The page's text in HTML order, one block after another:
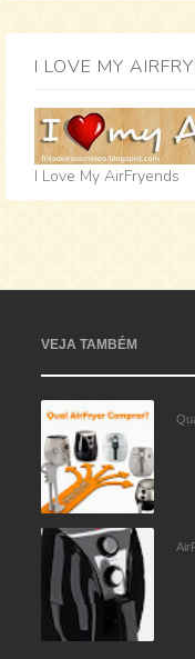
I LOVE MY
I Love My AirFryends
VEJA TAMBÉM